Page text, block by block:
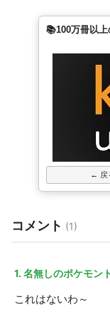
📚100万冊以
← 戻
コメント (1)
1. 名無しのポケモン
これはないわ～